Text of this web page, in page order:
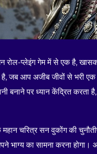
रोल-प्लेइंग गेम में से एक है,
जब आप अजीब जीवों से भरी
पर ध्यान केंद्रित करता
चरित्र सन वुकोंग की
भाग्य का सामना करना